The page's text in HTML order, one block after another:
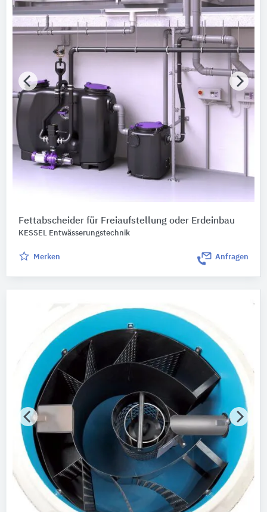
Fettabscheider ​​für Freiaufstellung oder Erdeinbau
KESSEL Entwässerungstechnik
Merken Anfragen